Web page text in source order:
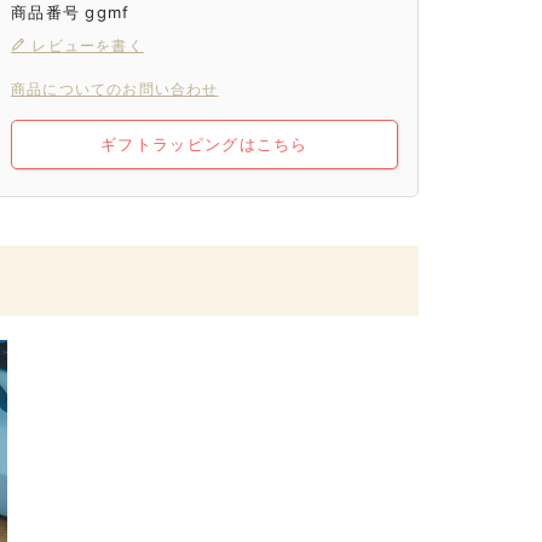
商品番号 ggmf
レビューを書く
商品についてのお問い合わせ
ギフトラッピングはこちら